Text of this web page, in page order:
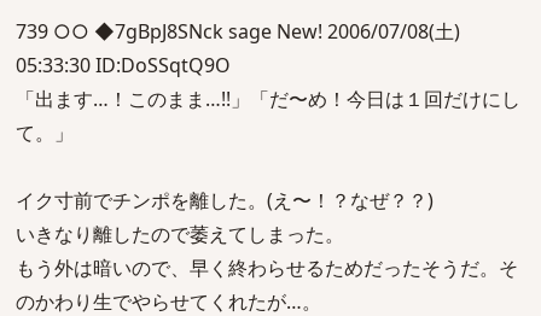
739 ○○ ◆7gBpJ8SNck sage New! 2006/07/08(土)
05:33:30 ID:DoSSqtQ9O
「出ます…！このまま…!!」「だ〜め！今日は１回だけにし
て。」
イク寸前でチンポを離した。(え〜！？なぜ？？)
いきなり離したので萎えてしまった。
もう外は暗いので、早く終わらせるためだったそうだ。そ
のかわり生でやらせてくれたが…。